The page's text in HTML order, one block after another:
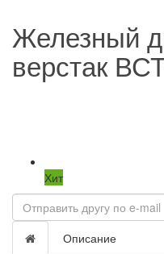
Железный
верстак
Хит
Описание